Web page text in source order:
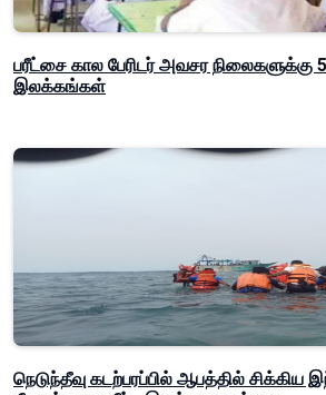
பரீட்சை கால பேரிடர் அவசர நிலைகளுக்கு
இலக்கங்கள்
நெடுந்தீவு கடற்பரப்பில் ஆபத்தில் சிக்கிய